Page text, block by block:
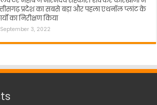
प्रदेश का सबसे बड़ा और पहला एथनॉल प्लांट के
का निरीक्षण किया
September 3, 2022